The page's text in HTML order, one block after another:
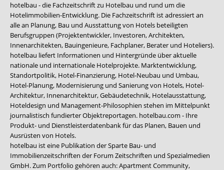
hotelbau - die Fachzeitschrift zu Hotelbau und rund um die
Hotelimmobilien-Entwicklung. Die Fachzeitschrift ist adressiert an
alle an Planung, Bau und Ausstattung von Hotels beteiligten
Berufsgruppen (Projektentwickler, Investoren, Architekten,
Innenarchitekten, Bauingenieure, Fachplaner, Berater und Hoteliers).
hotelbau liefert Informationen und Hintergründe über aktuelle
nationale und internationale Hotelprojekte. Marktentwicklung,
Standortpolitik, Hotel-Finanzierung, Hotel-Neubau und Umbau,
Hotel-Planung, Modernisierung und Sanierung von Hotels, Hotel-
Architektur, Innenarchitektur, Gebäudetechnik, Hotelausstattung,
Hoteldesign und Management-Philosophien stehen im Mittelpunkt
journalistisch fundierter Objektreportagen. hotelbau.com - Ihre
Produkt- und Dienstleisterdatenbank für das Planen, Bauen und
Ausrüsten von Hotels.
hotelbau ist eine Publikation der Sparte Bau- und
Immobilienzeitschriften der Forum Zeitschriften und Spezialmedien
GmbH. Zum Portfolio gehören auch:Apartment Community,